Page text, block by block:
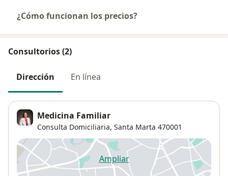
¿Cómo funcionan los precios?
Consultorios (2)
Dirección En línea
Medicina Familiar
Consulta Domiciliaria, Santa Marta 470001
Ampliarse abre en una nueva